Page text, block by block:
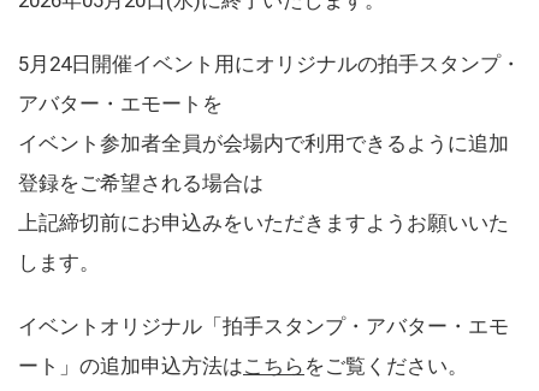
5月24日開催イベント用にオリジナルの拍手スタンプ・
アバター・エモートを
イベント参加者全員が会場内で利用できるように追加
登録をご希望される場合は
上記締切前にお申込みをいただきますようお願いいた
します。
イベントオリジナル「拍手スタンプ・アバター・エモ
ート」の追加申込方法はこちら をご覧ください。